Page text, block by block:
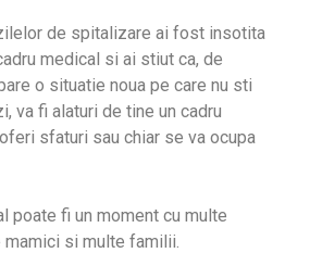
de spitalizare ai fost insotita
medical si ai stiut ca, de
o situatie noua pe care nu sti
va fi alaturi de tine un cadru
sfaturi sau chiar se va ocupa
poate fi un moment cu multe
si multe familii.